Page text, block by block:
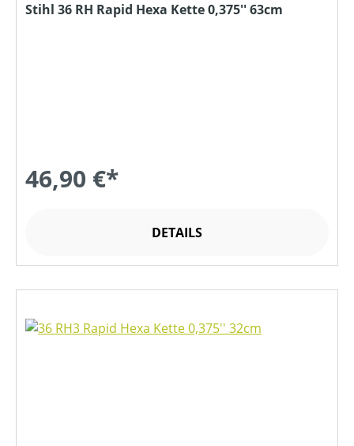
Stihl 36 RH Rapid Hexa Kette 0,375'' 63cm
46,90 €*
DETAILS